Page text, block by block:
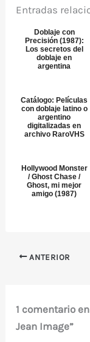
Entradas
Doblaje con
Precisión (1987):
Los secretos del
doblaje en
argentina
Catálogo: Películas
con doblaje latino o
argentino
digitalizadas en
archivo RaroVHS
Hollywood Monster
/ Ghost Chase /
Ghost, mi mejor
amigo (1987)
ANTERIOR
1 comentario
Jean Image”